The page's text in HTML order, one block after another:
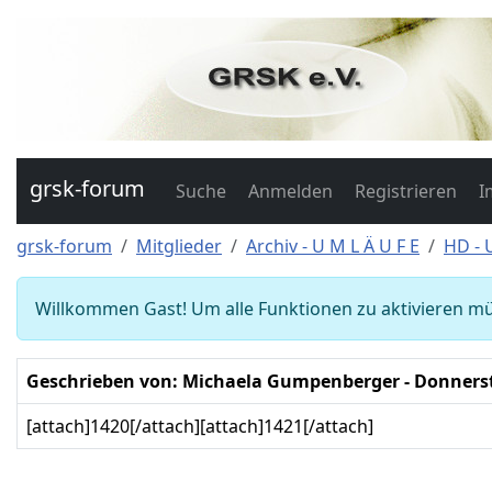
grsk-forum Suche Anmelden Registrieren
grsk-forum Mitglieder Archiv - U M L Ä U F E HD -
Willkommen Gast! Um alle Funktionen zu aktivieren
Geschrieben von: Michaela Gumpenberger-
[attach]1420[/attach][attach]1421[/attach]